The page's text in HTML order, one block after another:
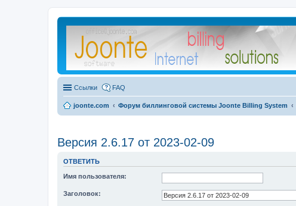
Ссылки FAQ
joonte.com Форум биллинговой системы Joonte Billing System
Версия 2.6.17 от 2023-02-09
ОТВЕТИТЬ
Имя пользователя:
Заголовок: